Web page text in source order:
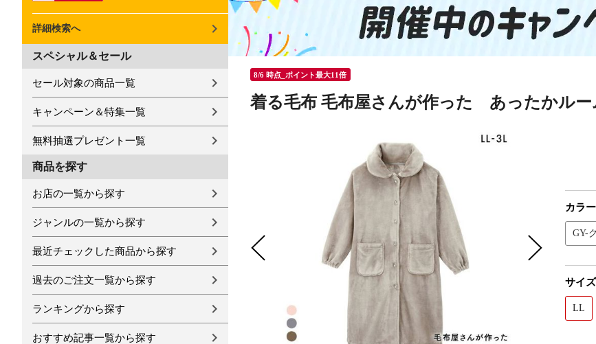
詳細検索へ
スペシャル＆セール
セール対象の商品一覧
キャンペーン＆特集一覧
無料抽選プレゼント一覧
商品を探す
お店の一覧から探す
ジャンルの一覧から探す
最近チェックした商品から探す
過去のご注文一覧から探す
ランキングから探す
おすすめ記事一覧から探す
8/6 時点_ポイント最大11倍
着る毛布 毛布屋さんが作った あったかルー
カラー
GY-
サイズ
LL